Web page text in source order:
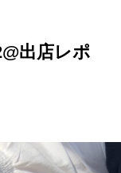
出店レポ